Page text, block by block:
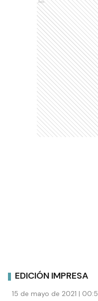
Ads
EDICIÓN IMPRESA
15 de mayo de 2021 |